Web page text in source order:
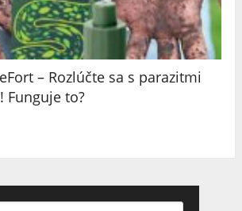
– Rozlúčte sa s parazitmi
Funguje to?